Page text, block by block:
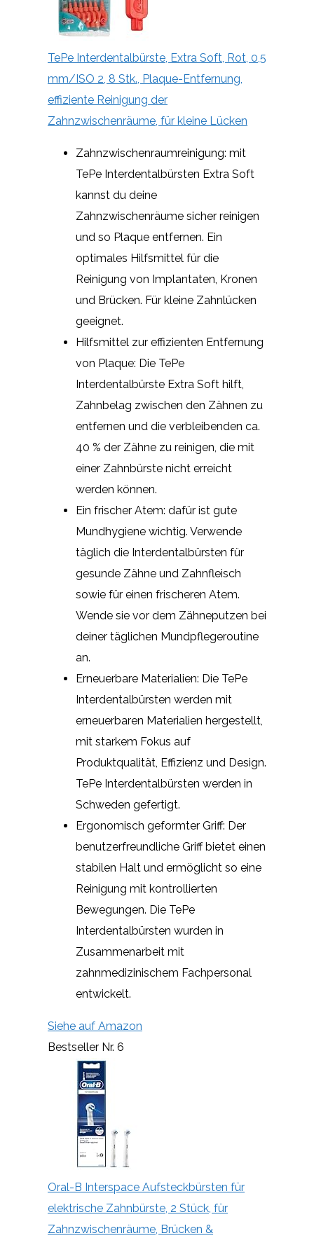
TePe Interdentalbürste, Extra Soft, Rot, 0,5
mm/ISO 2, 8 Stk., Plaque-Entfernung,
effiziente Reinigung der
Zahnzwischenräume, für kleine Lücken
Zahnzwischenraumreinigung: mit
TePe Interdentalbürsten Extra Soft
kannst du deine
Zahnzwischenräume sicher reinigen
und so Plaque entfernen. Ein
optimales Hilfsmittel für die
Reinigung von Implantaten, Kronen
und Brücken. Für kleine Zahnlücken
geeignet.
Hilfsmittel zur effizienten Entfernung
von Plaque: Die TePe
Interdentalbürste Extra Soft hilft,
Zahnbelag zwischen den Zähnen zu
entfernen und die verbleibenden ca.
40 % der Zähne zu reinigen, die mit
einer Zahnbürste nicht erreicht
werden können.
Ein frischer Atem: dafür ist gute
Mundhygiene wichtig. Verwende
täglich die Interdentalbürsten für
gesunde Zähne und Zahnfleisch
sowie für einen frischeren Atem.
Wende sie vor dem Zähneputzen bei
deiner täglichen Mundpflegeroutine
an.
Erneuerbare Materialien: Die TePe
Interdentalbürsten werden mit
erneuerbaren Materialien hergestellt,
mit starkem Fokus auf
Produktqualität, Effizienz und Design.
TePe Interdentalbürsten werden in
Schweden gefertigt.
Ergonomisch geformter Griff: Der
benutzerfreundliche Griff bietet einen
stabilen Halt und ermöglicht so eine
Reinigung mit kontrollierten
Bewegungen. Die TePe
Interdentalbürsten wurden in
Zusammenarbeit mit
zahnmedizinischem Fachpersonal
entwickelt.
Siehe auf Amazon
Bestseller Nr. 6
Oral-B Interspace Aufsteckbürsten für
elektrische Zahnbürste, 2 Stück, für
Zahnzwischenräume, Brücken &